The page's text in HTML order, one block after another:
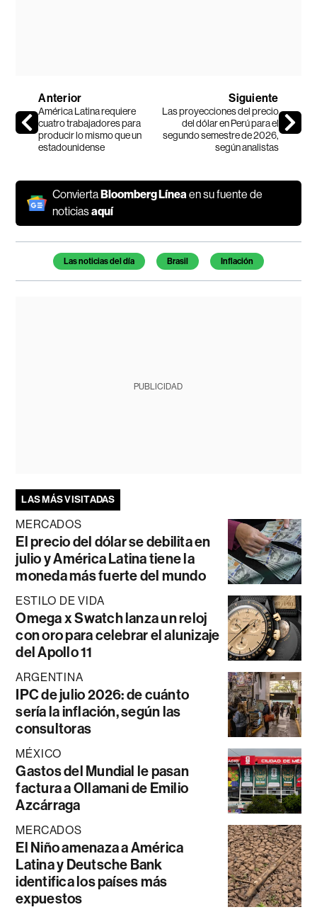
Anterior
América Latina requiere
cuatro trabajadores para
producir lo mismo que un
estadounidense
Siguiente
Las proyecciones del precio
del dólar en Perú para el
segundo semestre de 2026,
según analistas
ConviertaBloomberg Líneaen su fuente de
noticiasaquí
Temas de este artículo
Las noticias del día Brasil Inflación
PUBLICIDAD
LAS MÁS VISITADAS
MERCADOS
El precio del dólar se debilita en
julio y América Latina tiene la
moneda más fuerte del mundo
ESTILO DE VIDA
Omega x Swatch lanza un reloj
con oro para celebrar el alunizaje
del Apollo 11
ARGENTINA
IPC de julio 2026: de cuánto
sería la inflación, según las
consultoras
MÉXICO
Gastos del Mundial le pasan
factura a Ollamani de Emilio
Azcárraga
MERCADOS
El Niño amenaza a América
Latina y Deutsche Bank
identifica los países más
expuestos